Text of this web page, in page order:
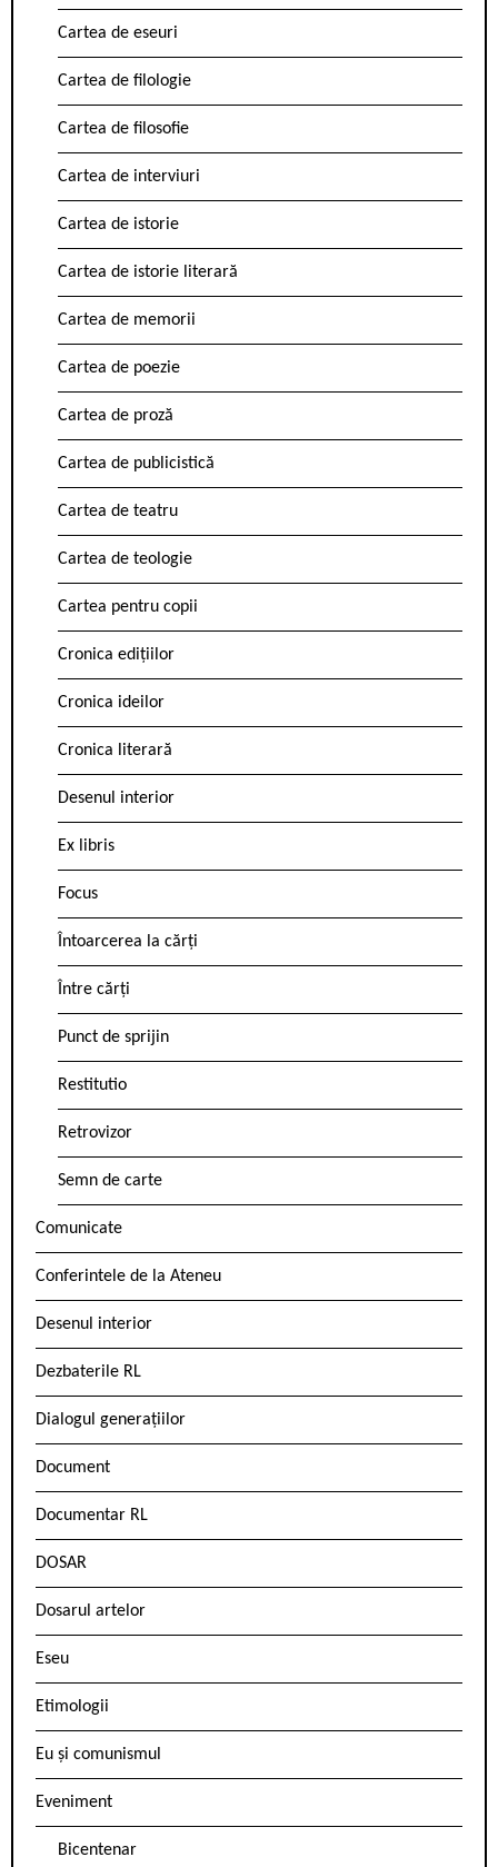
Cartea de eseuri
Cartea de filologie
Cartea de filosofie
Cartea de interviuri
Cartea de istorie
Cartea de istorie literară
Cartea de memorii
Cartea de poezie
Cartea de proză
Cartea de publicistică
Cartea de teatru
Cartea de teologie
Cartea pentru copii
Cronica edițiilor
Cronica ideilor
Cronica literară
Desenul interior
Ex libris
Focus
Întoarcerea la cărți
Între cărți
Punct de sprijin
Restitutio
Retrovizor
Semn de carte
Comunicate
Conferintele de la Ateneu
Desenul interior
Dezbaterile RL
Dialogul generațiilor
Document
Documentar RL
DOSAR
Dosarul artelor
Eseu
Etimologii
Eu și comunismul
Eveniment
Bicentenar